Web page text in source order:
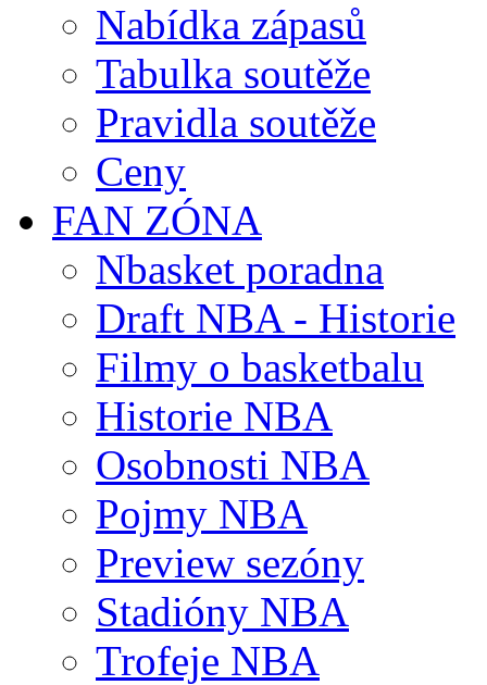
Nabídka zápasů
Tabulka soutěže
Pravidla soutěže
Ceny
FAN ZÓNA
Nbasket poradna
Draft NBA - Historie
Filmy o basketbalu
Historie NBA
Osobnosti NBA
Pojmy NBA
Preview sezóny
Stadióny NBA
Trofeje NBA